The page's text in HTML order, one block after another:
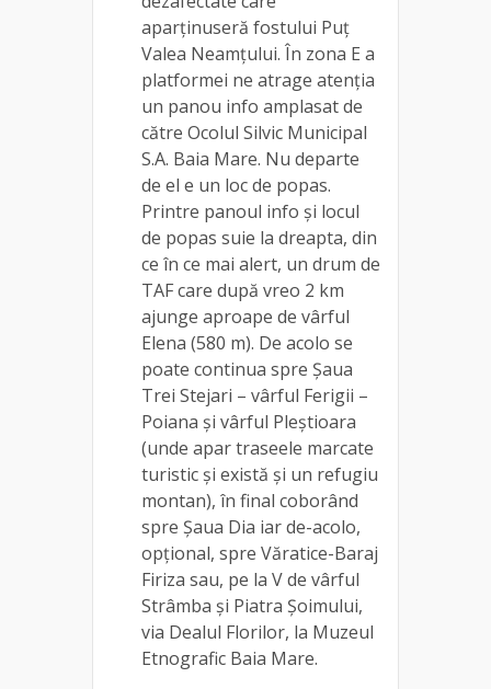
aparținuseră fostului Puț
Valea Neamțului. În zona E a
platformei ne atrage atenția
un panou info amplasat de
către Ocolul Silvic Municipal
S.A. Baia Mare. Nu departe
de el e un loc de popas.
Printre panoul info și locul
de popas suie la dreapta, din
ce în ce mai alert, un drum de
TAF care după vreo 2 km
ajunge aproape de vârful
Elena (580 m). De acolo se
poate continua spre Șaua
Trei Stejari – vârful Ferigii –
Poiana și vârful Pleștioara
(unde apar traseele marcate
turistic și există și un refugiu
montan), în final coborând
spre Șaua Dia iar de-acolo,
opțional, spre Văratice-Baraj
Firiza sau, pe la V de vârful
Strâmba și Piatra Șoimului,
via Dealul Florilor, la Muzeul
Etnografic Baia Mare.